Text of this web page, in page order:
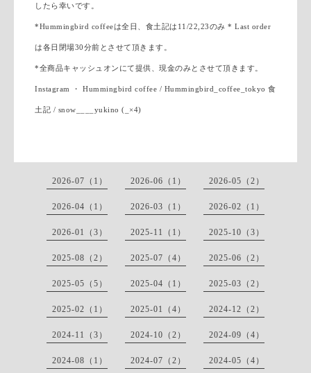
したら幸いです。
*Hummingbird coffeeは全日、食土記は11/22,23のみ * Last order
は各日閉場30分前とさせて頂きます。
*全商品キャッシュオンにて提供、現金のみとさせて頂きます。
Instagram ・ Hummingbird coffee / Hummingbird_coffee_tokyo 食
土記 / snow____yukino (_×4)
2026-07（1） 2026-06（1） 2026-05（2）
2026-04（1） 2026-03（1） 2026-02（1）
2026-01（3） 2025-11（1） 2025-10（3）
2025-08（2） 2025-07（4） 2025-06（2）
2025-05（5） 2025-04（1） 2025-03（2）
2025-02（1） 2025-01（4） 2024-12（2）
2024-11（3） 2024-10（2） 2024-09（4）
2024-08（1） 2024-07（2） 2024-05（4）